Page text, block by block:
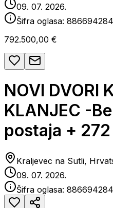
09. 07. 2026.
Šifra oglasa:
792.500,00 €
NOVI DVORI
KLANJEC -
postaja +
Kraljevec na Sutli,
09. 07. 2026.
Šifra oglasa: